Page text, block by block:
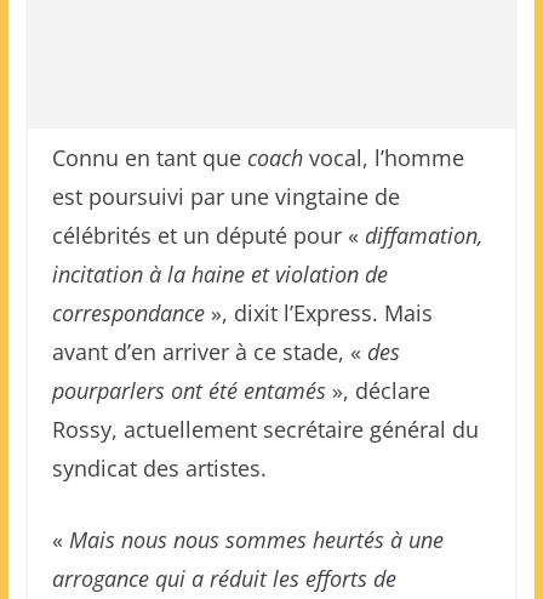
Connu en tant que coachvocal, l’homme
est poursuivi par une vingtaine de
célébrités et un député pour « diffamation,
incitation à la haine et violation de
correspondance», dixit l’Express. Mais
avant d’en arriver à ce stade, « des
pourparlers ont été entamés», déclare
Rossy, actuellement secrétaire général du
syndicat des artistes.
« Mais nous nous sommes heurtés à une
arrogance qui a réduit les efforts de